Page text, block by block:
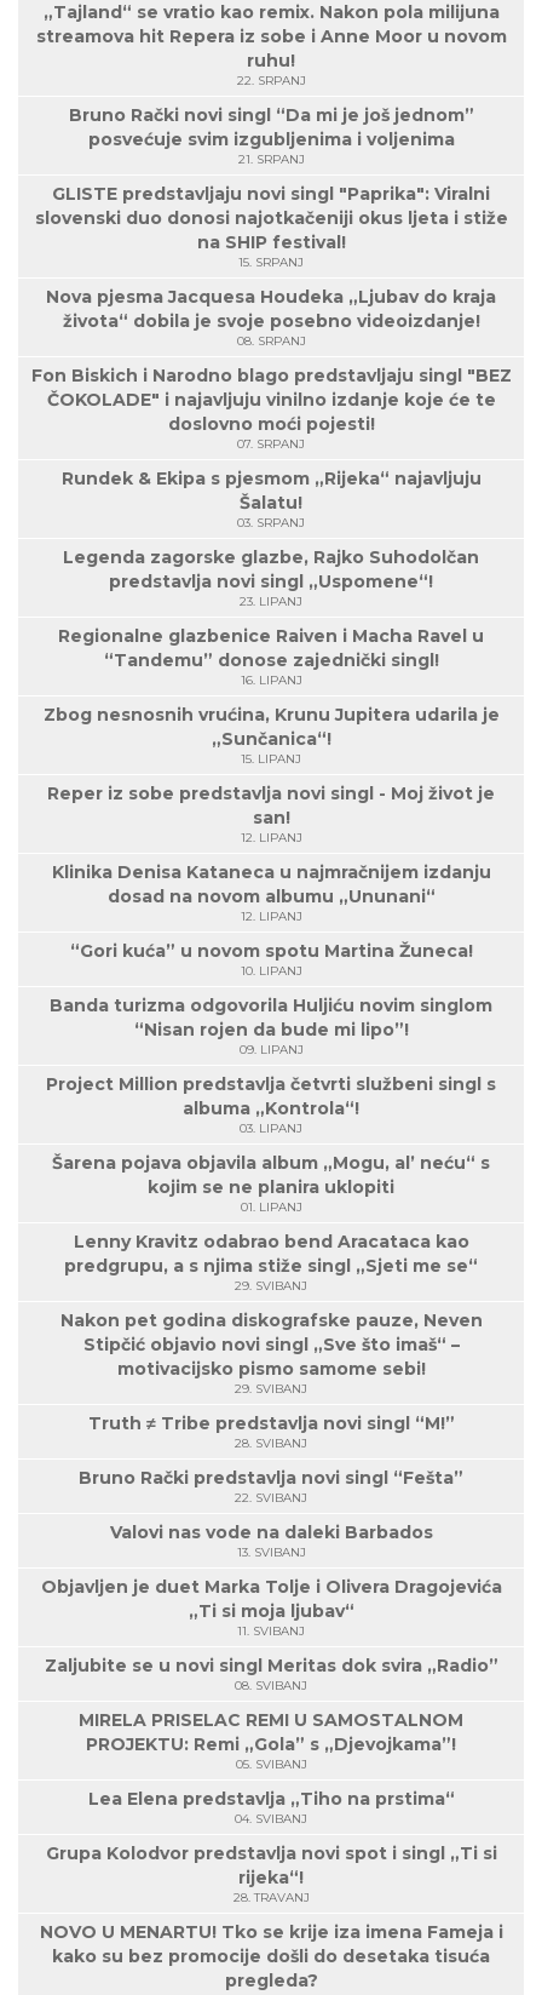
„Tajland“ se vratio kao remix. Nakon pola milijuna
streamova hit Repera iz sobe i Anne Moor u novom
ruhu!
22. SRPANJ
Bruno Rački novi singl “Da mi je još jednom”
posvećuje svim izgubljenima i voljenima
21. SRPANJ
GLISTE predstavljaju novi singl "Paprika": Viralni
slovenski duo donosi najotkačeniji okus ljeta i stiže
na SHIP festival!
15. SRPANJ
Nova pjesma Jacquesa Houdeka „Ljubav do kraja
života“ dobila je svoje posebno videoizdanje!
08. SRPANJ
Fon Biskich i Narodno blago predstavljaju singl "BEZ
ČOKOLADE" i najavljuju vinilno izdanje koje će te
doslovno moći pojesti!
07. SRPANJ
Rundek & Ekipa s pjesmom „Rijeka“ najavljuju
Šalatu!
03. SRPANJ
Legenda zagorske glazbe, Rajko Suhodolčan
predstavlja novi singl „Uspomene“!
23. LIPANJ
Regionalne glazbenice Raiven i Macha Ravel u
“Tandemu” donose zajednički singl!
16. LIPANJ
Zbog nesnosnih vrućina, Krunu Jupitera udarila je
„Sunčanica“!
15. LIPANJ
Reper iz sobe predstavlja novi singl - Moj život je
san!
12. LIPANJ
Klinika Denisa Kataneca u najmračnijem izdanju
dosad na novom albumu „Ununani“
12. LIPANJ
“Gori kuća” u novom spotu Martina Žuneca!
10. LIPANJ
Banda turizma odgovorila Huljiću novim singlom
“Nisan rojen da bude mi lipo”!
09. LIPANJ
Project Million predstavlja četvrti službeni singl s
albuma „Kontrola“!
03. LIPANJ
Šarena pojava objavila album „Mogu, al’ neću“ s
kojim se ne planira uklopiti
01. LIPANJ
Lenny Kravitz odabrao bend Aracataca kao
predgrupu, a s njima stiže singl „Sjeti me se“
29. SVIBANJ
Nakon pet godina diskografske pauze, Neven
Stipčić objavio novi singl „Sve što imaš“ –
motivacijsko pismo samome sebi!
29. SVIBANJ
Truth ≠ Tribe predstavlja novi singl “M!”
28. SVIBANJ
Bruno Rački predstavlja novi singl “Fešta”
22. SVIBANJ
Valovi nas vode na daleki Barbados
13. SVIBANJ
Objavljen je duet Marka Tolje i Olivera Dragojevića
„Ti si moja ljubav“
11. SVIBANJ
Zaljubite se u novi singl Meritas dok svira „Radio”
08. SVIBANJ
MIRELA PRISELAC REMI U SAMOSTALNOM
PROJEKTU: Remi „Gola” s „Djevojkama”!
05. SVIBANJ
Lea Elena predstavlja „Tiho na prstima“
04. SVIBANJ
Grupa Kolodvor predstavlja novi spot i singl „Ti si
rijeka“!
28. TRAVANJ
NOVO U MENARTU! Tko se krije iza imena Fameja i
kako su bez promocije došli do desetaka tisuća
pregleda?